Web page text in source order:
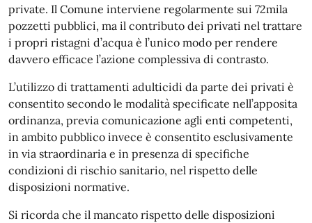
private. Il Comune interviene regolarmente sui 72mila
pozzetti pubblici, ma il contributo dei privati nel trattare
i propri ristagni d’acqua è l’unico modo per rendere
davvero efficace l’azione complessiva di contrasto.
L’utilizzo di trattamenti adulticidi da parte dei privati è
consentito secondo le modalità specificate nell’apposita
ordinanza, previa comunicazione agli enti competenti,
in ambito pubblico invece è consentito esclusivamente
in via straordinaria e in presenza di specifiche
condizioni di rischio sanitario, nel rispetto delle
disposizioni normative.
Si ricorda che il mancato rispetto delle disposizioni